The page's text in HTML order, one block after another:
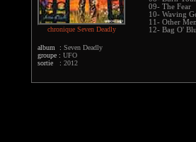
chronique Seven Deadly
album : Seven Deadly
groupe : UFO
sortie : 2012
09- The Fear
10- Waving
11- Other
12- Bag O'